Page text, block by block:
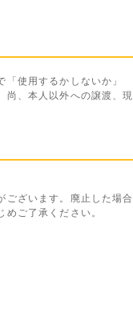
使用するかしないか」
尚、本人以外への譲渡、現
ございます。廃止した場合
ご了承ください。